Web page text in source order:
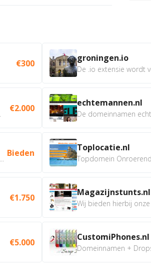
€300
€2.000
Bieden
€1.750
€5.000
groningen.io
De .io extensie wordt
echtemannen.nl
De domeinnamen
Toplocatie.nl
Topdomein
Magazijnstunts.nl
Wij bieden hierbij onze
CustomiPhones.nl
Domeinnamen +